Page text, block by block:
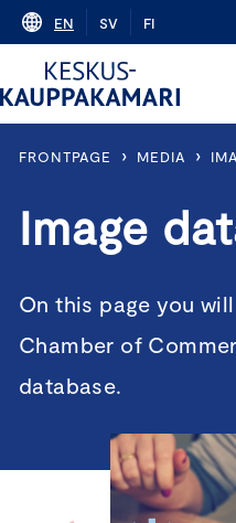
Skip
content
EN SV FI
FRONTPAGE › MEDIA ›
Image
On this page you
Chamber of
database.